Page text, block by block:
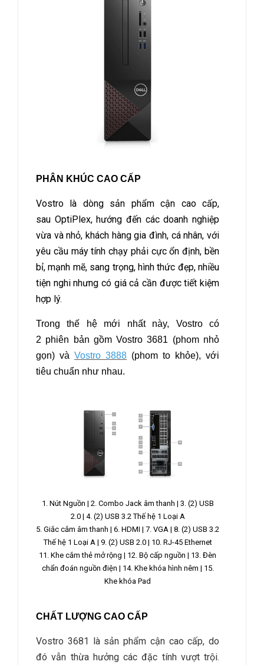
PHÂN KHÚC CAO CẤP
Vostro là dòng sản phẩm cận cao cấp,
sau OptiPlex, hướng đến các doanh nghiệp
vừa và nhỏ, khách hàng gia đình, cá nhân, với
yêu cầu máy tính chạy phải cực ổn định, bền
bỉ, mạnh mẽ, sang trọng, hình thức đẹp, nhiều
tiện nghi nhưng có giá cả cần được tiết kiệm
hợp lý.
Trong thế hệ mới nhất này, Vostro có
2 phiên bản gồm Vostro 3681 (phom nhỏ
gọn) và Vostro 3888 (phom to khỏe), với
tiêu chuẩn như nhau.
1. Nút Nguồn | 2. Combo Jack âm thanh | 3. (2) USB
2.0 | 4. (2) USB 3.2 Thế hệ 1 Loại A
5. Giắc cắm âm thanh | 6. HDMI | 7. VGA | 8. (2) USB 3.2
Thế hệ 1 Loại A | 9. (2) USB 2.0 | 10. RJ-45 Ethernet
11. Khe cắm thẻ mở rộng | 12. Bộ cấp nguồn | 13. Đèn
chẩn đoán nguồn điện | 14. Khe khóa hình nêm | 15.
Khe khóa Pad
CHẤT LƯỢNG CAO CẤP
Vostro 3681 là sản phẩm cận cao cấp, do
đó vẫn thừa hưởng các đặc tính vượt trội.